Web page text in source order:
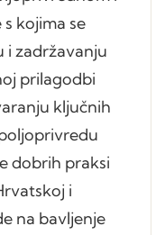
kojima se
i zadržavanju
prilagodbi
ključnih
dobrih praksi
i
na bavljenje